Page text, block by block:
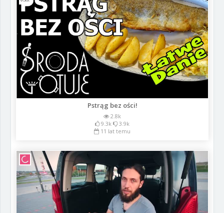
Pstrąg bez ości!
2.8k
9.3k
3.9k
11 lat temu